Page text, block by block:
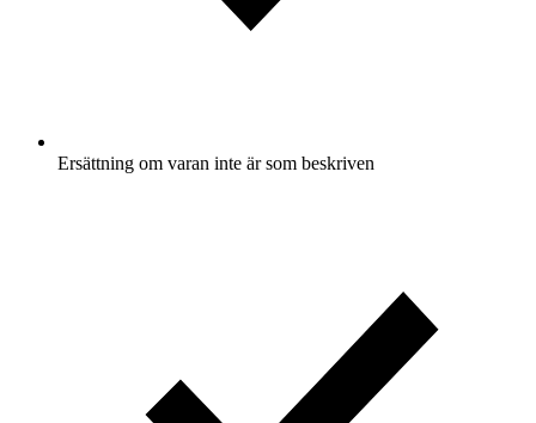
Ersättning om varan inte är som beskriven